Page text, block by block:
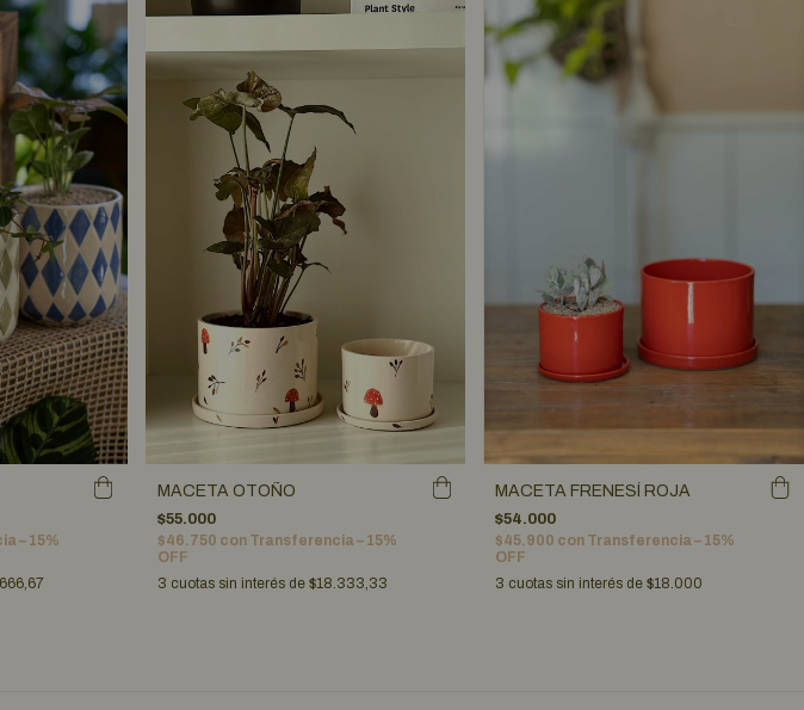
– 15%
MACETA OTOÑO
$55.000
$46.750 con Transferencia – 15%
OFF
3 cuotas sin interés de $18.333,33
MACETA FRENESÍ ROJA
$54.000
$45.900 con Transferencia – 15%
OFF
3 cuotas sin interés de$18.000